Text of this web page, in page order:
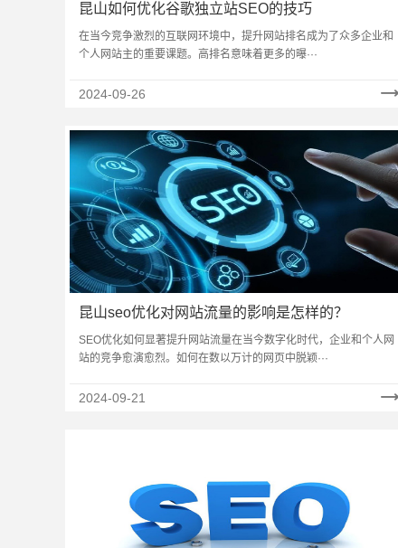
昆山如何优化谷歌独立站SEO的技巧‌
在当今竞争激烈的互联网环境中，提升网站排名成为了众多企业和
个人网站主的重要课题。高排名意味着更多的曝···
2024-09-26
昆山seo优化对网站流量的影响是怎样的？
SEO优化如何显著提升网站流量在当今数字化时代，企业和个人网
站的竞争愈演愈烈。如何在数以万计的网页中脱颖···
2024-09-21